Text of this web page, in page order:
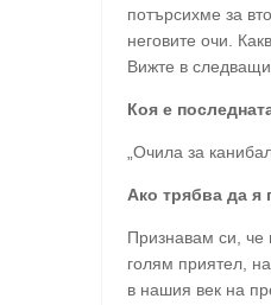
потърсихме за
неговите очи.
Вижте в
Коя е
„Очила за
Ако трябва да я
Признавам си, че
голям приятел,
в нашия век на